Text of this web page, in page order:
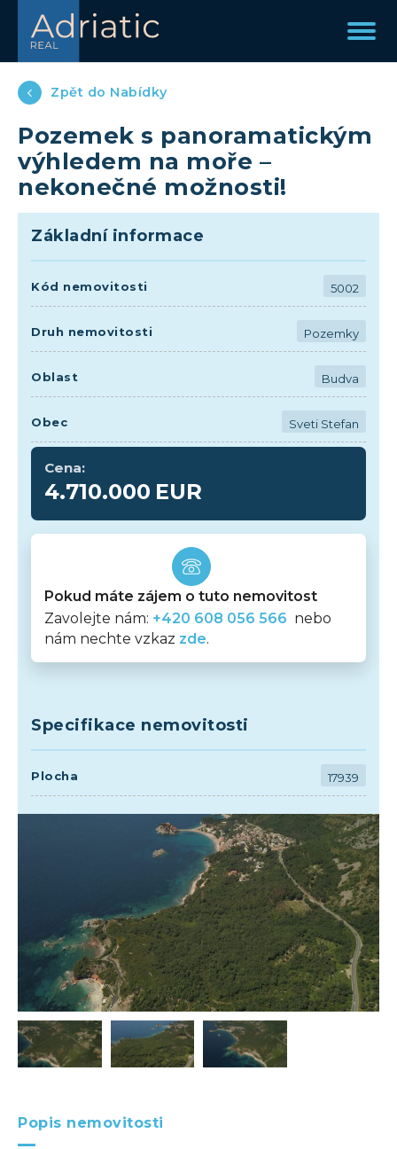
Zpět do Nabídky
Pozemek s panoramatickým
výhledem na moře –
nekonečné možnosti!
Popis nemovitosti
Základní informace
Kód nemovitosti 5002
Druh nemovitosti Pozemky
Oblast Budva
Obec Sveti Stefan
Cena:
4.710.000 EUR
Pokud máte zájem o tuto nemovitost
Zavolejte nám: +420 608 056 566 nebo
nám nechte vzkaz zde.
Specifikace nemovitosti
Plocha 17939